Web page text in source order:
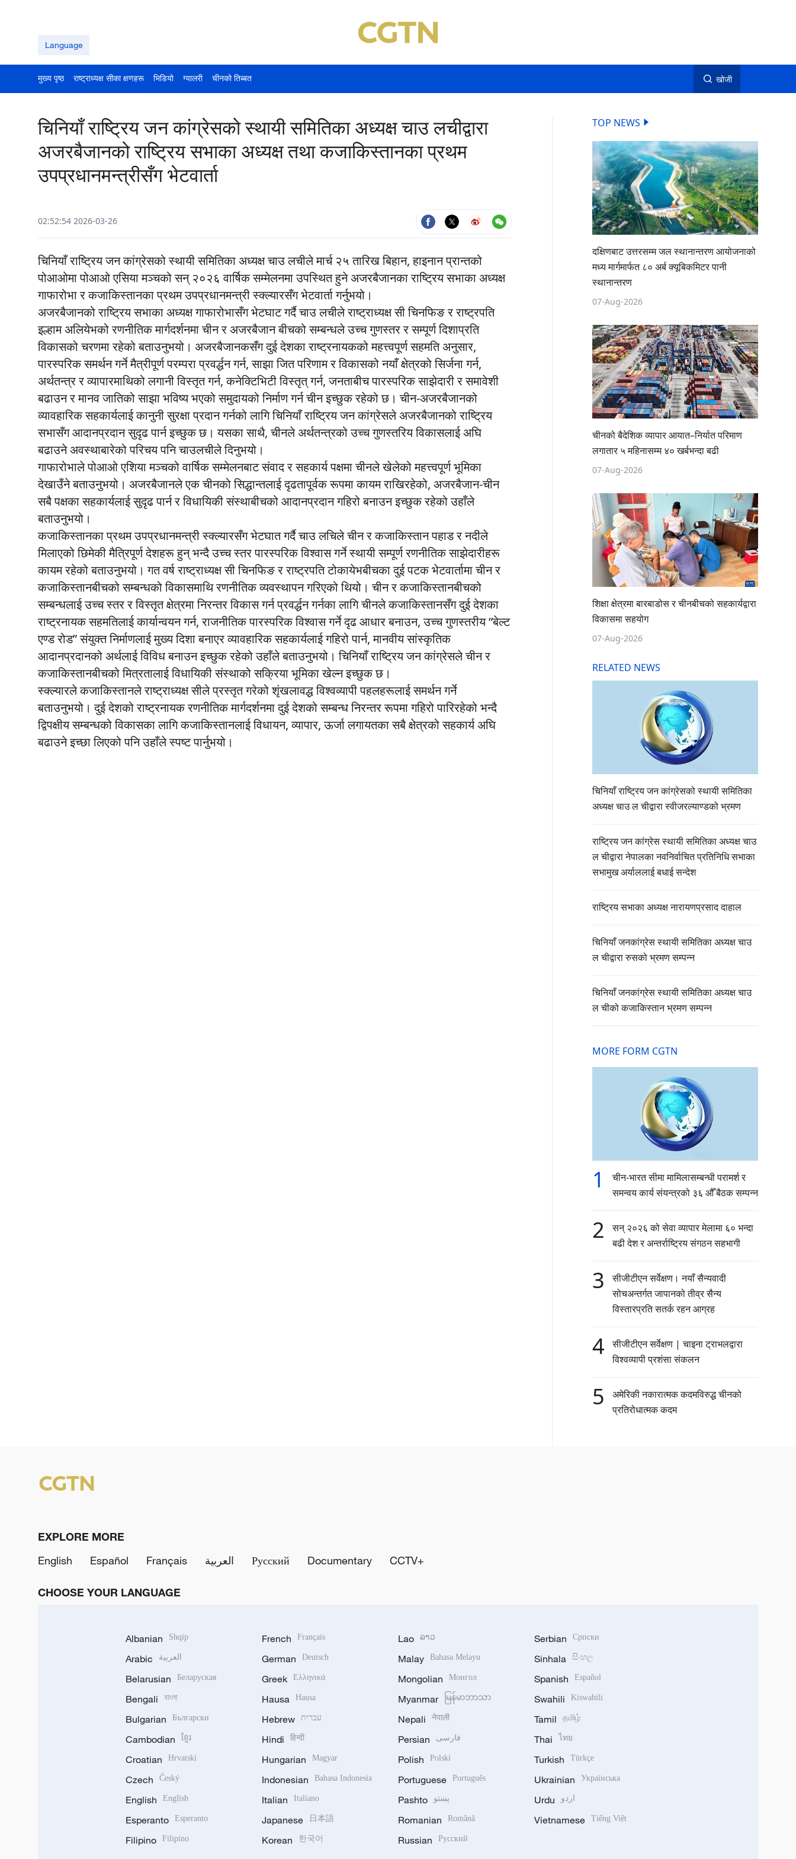
Language
मुख्य पृष्ठ राष्ट्राध्यक्ष सीका क्षणहरू भिडियो ग्यालरी चीनको तिब्बत खोजी
चिनियाँ राष्ट्रिय जन कांग्रेसको स्थायी समितिका अध्यक्ष चाउ लचीद्वारा
अजरबैजानको राष्ट्रिय सभाका अध्यक्ष तथा कजाकिस्तानका प्रथम
उपप्रधानमन्त्रीसँग भेटवार्ता
02:52:54 2026-03-26
चिनियाँ राष्ट्रिय जन कांग्रेसको स्थायी समितिका अध्यक्ष चाउ लचीले मार्च २५ तारिख बिहान, हाइनान प्रान्तको
पोआओमा पोआओ एसिया मञ्चको सन् २०२६ वार्षिक सम्मेलनमा उपस्थित हुने अजरबैजानका राष्ट्रिय सभाका अध्यक्ष
गाफारोभा र कजाकिस्तानका प्रथम उपप्रधानमन्त्री स्क्ल्यारसँग भेटवार्ता गर्नुभयो।
अजरबैजानको राष्ट्रिय सभाका अध्यक्ष गाफारोभासँग भेटघाट गर्दै चाउ लचीले राष्ट्राध्यक्ष सी चिनफिङ र राष्ट्रपति
इल्हाम अलियेभको रणनीतिक मार्गदर्शनमा चीन र अजरबैजान बीचको सम्बन्धले उच्च गुणस्तर र सम्पूर्ण दिशाप्रति
विकासको चरणमा रहेको बताउनुभयो। अजरबैजानकसँग दुई देशका राष्ट्रनायकको महत्त्वपूर्ण सहमति अनुसार,
पारस्परिक समर्थन गर्ने मैत्रीपूर्ण परम्परा प्रवर्द्धन गर्न, साझा जित परिणाम र विकासको नयाँ क्षेत्रको सिर्जना गर्न,
अर्थतन्त्र र व्यापारमाथिको लगानी विस्तृत गर्न, कनेक्टिभिटी विस्तृत् गर्न, जनताबीच पारस्परिक साझेदारी र समावेशी
बढाउन र मानव जातिको साझा भविष्य भएको समुदायको निर्माण गर्न चीन इच्छुक रहेको छ। चीन-अजरबैजानको
व्यावहारिक सहकार्यलाई कानुनी सुरक्षा प्रदान गर्नको लागि चिनियाँ राष्ट्रिय जन कांग्रेसले अजरबैजानको राष्ट्रिय
सभासँग आदानप्रदान सुदृढ पार्न इच्छुक छ। यसका साथै, चीनले अर्थतन्त्रको उच्च गुणस्तरिय विकासलाई अघि
बढाउने अवस्थाबारेको परिचय पनि चाउलचीले दिनुभयो।
गाफारोभाले पोआओ एशिया मञ्चको वार्षिक सम्मेलनबाट संवाद र सहकार्य पक्षमा चीनले खेलेको महत्त्वपूर्ण भूमिका
देखाउँने बताउनुभयो। अजरबैजानले एक चीनको सिद्धान्तलाई दृढतापूर्वक रूपमा कायम राखिरहेको, अजरबैजान-चीन
सबै पक्षका सहकार्यलाई सुदृढ पार्न र विधायिकी संस्थाबीचको आदानप्रदान गहिरो बनाउन इच्छुक रहेको उहाँले
बताउनुभयो।
कजाकिस्तानका प्रथम उपप्रधानमन्त्री स्क्ल्यारसँग भेटघात गर्दै चाउ लचिले चीन र कजाकिस्तान पहाड र नदीले
मिलाएको छिमेकी मैत्रिपूर्ण देशहरू हुन् भन्दै उच्च स्तर पारस्परिक विश्वास गर्ने स्थायी सम्पूर्ण रणनीतिक साझेदारीहरू
कायम रहेको बताउनुभयो। गत वर्ष राष्ट्राध्यक्ष सी चिनफिङ र राष्ट्रपति टोकायेभबीचका दुई पटक भेटवार्तामा चीन र
कजाकिस्तानबीचको सम्बन्धको विकासमाथि रणनीतिक व्यवस्थापन गरिएको थियो। चीन र कजाकिस्तानबीचको
सम्बन्धलाई उच्च स्तर र विस्तृत क्षेत्रमा निरन्तर विकास गर्न प्रवर्द्धन गर्नका लागि चीनले कजाकिस्तानसँग दुई देशका
राष्ट्रनायक सहमतिलाई कार्यान्वयन गर्न, राजनीतिक पारस्परिक विश्वास गर्ने दृढ आधार बनाउन, उच्च गुणस्तरीय “बेल्ट
एण्ड रोड” संयुक्त निर्माणलाई मुख्य दिशा बनाएर व्यावहारिक सहकार्यलाई गहिरो पार्न, मानवीय सांस्कृतिक
आदानप्रदानको अर्थलाई विविध बनाउन इच्छुक रहेको उहाँले बताउनुभयो। चिनियाँ राष्ट्रिय जन कांग्रेसले चीन र
कजाकिस्तानबीचको मित्रतालाई विधायिकी संस्थाको सक्रिया भूमिका खेल्न इच्छुक छ।
स्क्ल्यारले कजाकिस्तानले राष्ट्राध्यक्ष सीले प्रस्तृत गरेको शृंखलावद्ध विश्वव्यापी पहलहरूलाई समर्थन गर्ने
बताउनुभयो। दुई देशको राष्ट्रनायक रणनीतिक मार्गदर्शनमा दुई देशको सम्बन्ध निरन्तर रूपमा गहिरो पारिरहेको भन्दै
द्विपक्षीय सम्बन्धको विकासका लागि कजाकिस्तानलाई विधायन, व्यापार, ऊर्जा लगायतका सबै क्षेत्रको सहकार्य अघि
बढाउने इच्छा लिएको पनि उहाँले स्पष्ट पार्नुभयो।
TOP NEWS
दक्षिणबाट उत्तरसम्म जल स्थानान्तरण आयोजनाको
मध्य मार्गमार्फत ८० अर्ब क्यूबिकमिटर पानी
स्थानान्तरण
07-Aug-2026
चीनको बैदेशिक व्यापार आयात–निर्यात परिमाण
लगातार ५ महिनासम्म ४० खर्बभन्दा बढी
07-Aug-2026
शिक्षा क्षेत्रमा बारबाडोस र चीनबीचको सहकार्यद्वारा
विकासमा सहयोग
07-Aug-2026
RELATED NEWS
चिनियाँ राष्ट्रिय जन कांग्रेसको स्थायी समितिका
अध्यक्ष चाउ ल चीद्वारा स्वीजरल्याण्डको भ्रमण
राष्ट्रिय जन कांग्रेस स्थायी समितिका अध्यक्ष चाउ
ल चीद्वारा नेपालका नवनिर्वाचित प्रतिनिधि सभाका
सभामुख अर्याललाई बधाई सन्देश
राष्ट्रिय सभाका अध्यक्ष नारायणप्रसाद दाहाल
चिनियाँ जनकांग्रेस स्थायी समितिका अध्यक्ष चाउ
ल चीद्वारा रुसको भ्रमण सम्पन्न
चिनियाँ जनकांग्रेस स्थायी समितिका अध्यक्ष चाउ
ल चीको कजाकिस्तान भ्रमण सम्पन्न
MORE FORM CGTN
1
चीन-भारत सीमा मामिलासम्बन्धी परामर्श र
समन्वय कार्य संयन्त्रको ३६ औँ बैठक सम्पन्न
2
सन् २०२६ को सेवा व्यापार मेलामा ६० भन्दा
बढी देश र अन्तर्राष्ट्रिय संगठन सहभागी
3
सीजीटीएन सर्वेक्षण। नयाँ सैन्यवादी
सोचअन्तर्गत जापानको तीव्र सैन्य
विस्तारप्रति सतर्क रहन आग्रह
4
सीजीटीएन सर्वेक्षण | चाइना ट्राभलद्वारा
विश्वव्यापी प्रशंसा संकलन
5
अमेरिकी नकारात्मक कदमविरुद्ध चीनको
प्रतिरोधात्मक कदम
EXPLORE MORE
English
Español Français العربية Русский Documentary CCTV+
CHOOSE YOUR LANGUAGE
Albanian Shqip
Arabic العربية
Belarusian Беларуская
Bengali বাংলা
Bulgarian Български
Cambodian ខ្មែរ
Croatian Hrvatski
Czech Český
English English
Esperanto Esperanto
Filipino Filipino
French Français
German Deutsch
Greek Ελληνικά
Hausa Hausa
Hebrew עברית
Hindi हिन्दी
Hungarian Magyar
Indonesian Bahasa Indonesia
Italian Italiano
Japanese 日本語
Korean 한국어
Lao ລາວ
Malay Bahasa Melayu
Mongolian Монгол
Myanmar မြန်မာဘာသာ
Nepali नेपाली
Persian فارسی
Polish Polski
Portuguese Português
Pashto پښتو
Romanian Română
Russian Русский
Serbian Српски
Sinhala සිංහල
Spanish Español
Swahili Kiswahili
Tamil தமிழ்
Thai ไทย
Turkish Türkçe
Ukrainian Українська
Urdu اردو
Vietnamese Tiếng Việt